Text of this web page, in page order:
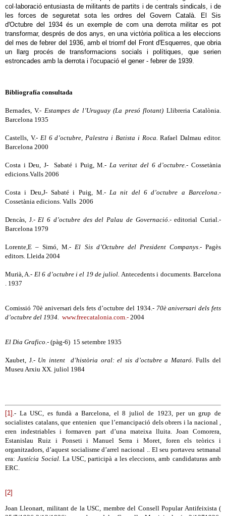
col·laboració entusiasta de militants de partits i de centrals sindicals, i de
les forces de seguretat sota les ordres del Govern Català. El Sis
d'Octubre del 1934 és un exemple de com una derrota militar es pot
transformar, després de dos anys, en una victòria política a les eleccions
del mes de febrer del 1936, amb el triomf del Front d'Esquerres, que obria
un llarg procés de transformacions socials i polítiques, que serien
estroncades amb la derrota i l'ocupació el gener - febrer de 1939.
Bibliografía consultada
Bernades, V.- Estampes de l’Uruguay (La presó flotant) Llibreria Catalònia.
Barcelona 1935
Castells, V.- El 6 d’octubre, Palestra i Batista i Roca. Rafael Dalmau editor.
Barcelona 2000
Costa i Deu, J- Sabaté i Puig, M.- La veritat del 6 d’octubre.- Cossetània
edicions.Valls 2006
Costa i Deu,J- Sabaté i Puig, M.-La nit del 6 d’octubre a Barcelona.-
Cossetània edicions. Valls 2006
Dencàs, J.-El 6 d’octubre des del Palau de Governació.- editorial Curial.-
Barcelona 1979
Lorente,E – Simó, M.- El Sis d’Octubre del President Companys.- Pagès
editors. Lleida 2004
Murià, A.- El 6 d’octubre i el 19 de juliol. Antecedents i documents. Barcelona
. 1937
Comissió 70è aniversari dels fets d’octubre del 1934.- 70è aniversari dels fets
d’octubre del 1934. www.freecatalonia.com.- 2004
El Dia Grafico.- (pàg-6) 15 setembre 1935
Xaubet, J.- Un intent d’història oral: el sis d’octubre a Mataró. Fulls del
Museu Arxiu XX. juliol 1984
[1] .- La USC, es fundà a Barcelona, el 8 juliol de 1923, per un grup de
socialistes catalans, que entenien que l’emancipació dels obrers i la nacional ,
eren indestriables i formaven part d’una mateixa lluita. Joan Comorera,
Estanislau Ruiz i Ponseti i Manuel Serra i Moret, foren els teòrics i
organitzadors, d’aquest socialisme d’arrel nacional .. El seu portaveu setmanal
era:Justícia Social. La USC, participà a les eleccions, amb candidaturas amb
ERC.
[2]
Joan Lleonart, militant de la USC, membre del Consell Popular Antifeixista (